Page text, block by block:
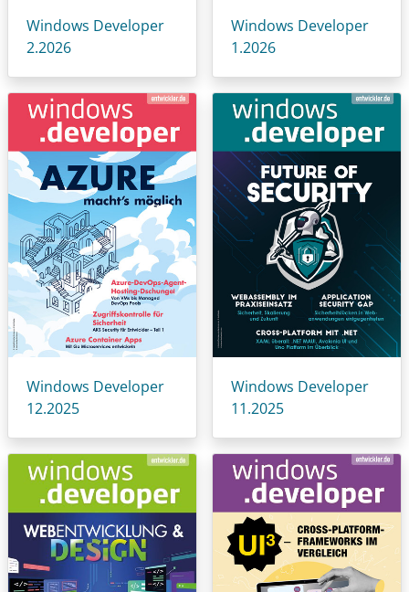
Windows Developer
2.2026
Windows Developer
1.2026
Windows Developer
12.2025
Windows Developer
11.2025